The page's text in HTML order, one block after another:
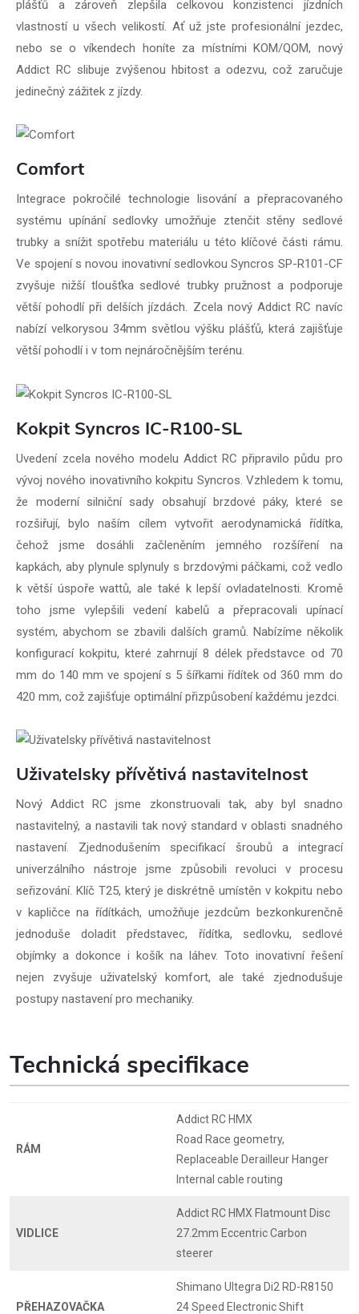
plášťů a zároveň zlepšila celkovou konzistenci jízdních
vlastností u všech velikostí. Ať už jste profesionální jezdec,
nebo se o víkendech honíte za místními KOM/QOM, nový
Addict RC slibuje zvýšenou hbitost a odezvu, což zaručuje
jedinečný zážitek z jízdy.
Comfort
Integrace pokročilé technologie lisování a přepracovaného
systému upínání sedlovky umožňuje ztenčit stěny sedlové
trubky a snížit spotřebu materiálu u této klíčové části rámu.
Ve spojení s novou inovativní sedlovkou Syncros SP-R101-CF
zvyšuje nižší tloušťka sedlové trubky pružnost a podporuje
větší pohodlí při delších jízdách. Zcela nový Addict RC navíc
nabízí velkorysou 34mm světlou výšku plášťů, která zajišťuje
větší pohodlí i v tom nejnáročnějším terénu.
Kokpit Syncros IC-R100-SL
Uvedení zcela nového modelu Addict RC připravilo půdu pro
vývoj nového inovativního kokpitu Syncros. Vzhledem k tomu,
že moderní silniční sady obsahují brzdové páky, které se
rozšiřují, bylo naším cílem vytvořit aerodynamická řídítka,
čehož jsme dosáhli začleněním jemného rozšíření na
kapkách, aby plynule splynuly s brzdovými páčkami, což vedlo
k větší úspoře wattů, ale také k lepší ovladatelnosti. Kromě
toho jsme vylepšili vedení kabelů a přepracovali upínací
systém, abychom se zbavili dalších gramů. Nabízíme několik
konfigurací kokpitu, které zahrnují 8 délek představce od 70
mm do 140 mm ve spojení s 5 šířkami řídítek od 360 mm do
420 mm, což zajišťuje optimální přizpůsobení každému jezdci.
Uživatelsky přívětivá nastavitelnost
Nový Addict RC jsme zkonstruovali tak, aby byl snadno
nastavitelný, a nastavili tak nový standard v oblasti snadného
nastavení. Zjednodušením specifikací šroubů a integrací
univerzálního nástroje jsme způsobili revoluci v procesu
seřizování. Klíč T25, který je diskrétně umístěn v kokpitu nebo
v kapličce na řídítkách, umožňuje jezdcům bezkonkurenčně
jednoduše doladit představec, řídítka, sedlovku, sedlové
objímky a dokonce i košík na láhev. Toto inovativní řešení
nejen zvyšuje uživatelský komfort, ale také zjednodušuje
postupy nastavení pro mechaniky.
Technická specifikace
RÁM
Addict RC HMX
Road Race geometry,
Replaceable Derailleur Hanger
Internal cable routing
VIDLICE
Addict RC HMX Flatmount Disc
27.2mm Eccentric Carbon
steerer
PŘEHAZOVAČKA
Shimano Ultegra Di2 RD-R8150
24 Speed Electronic Shift